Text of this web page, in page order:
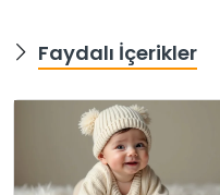
Faydalı İçerikler